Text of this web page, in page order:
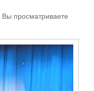
. Вы просматриваете